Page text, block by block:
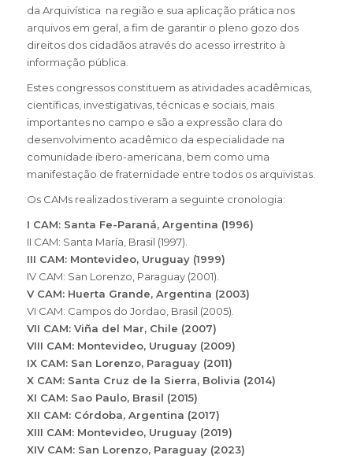
da Arquivística na região e sua aplicação prática nos
arquivos em geral, a fim de garantir o pleno gozo dos
direitos dos cidadãos através do acesso irrestrito à
informação pública.
Estes congressos constituem as atividades acadêmicas,
científicas, investigativas, técnicas e sociais, mais
importantes no campo e são a expressão clara do
desenvolvimento acadêmico da especialidade na
comunidade ibero-americana, bem como uma
manifestação de fraternidade entre todos os arquivistas.
Os CAMs realizados tiveram a seguinte cronologia:
I CAM: Santa Fe-Paraná, Argentina (1996)
II CAM: Santa María, Brasil (1997).
III CAM: Montevideo, Uruguay (1999)
IV CAM: San Lorenzo, Paraguay (2001).
V CAM: Huerta Grande, Argentina (2003)
VI CAM: Campos do Jordao, Brasil (2005).
VII CAM: Viña del Mar, Chile (2007)
VIII CAM: Montevideo, Uruguay (2009)
IX CAM: San Lorenzo, Paraguay (2011)
X CAM: Santa Cruz de la Sierra, Bolivia (2014)
XI CAM: Sao Paulo, Brasil (2015)
XII CAM: Córdoba, Argentina (2017)
XIII CAM: Montevideo, Uruguay (2019)
XIV CAM: San Lorenzo, Paraguay (2023)